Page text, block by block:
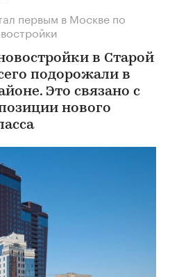
первым в Москве по
в Старой
подорожали в
Это связано с
нового